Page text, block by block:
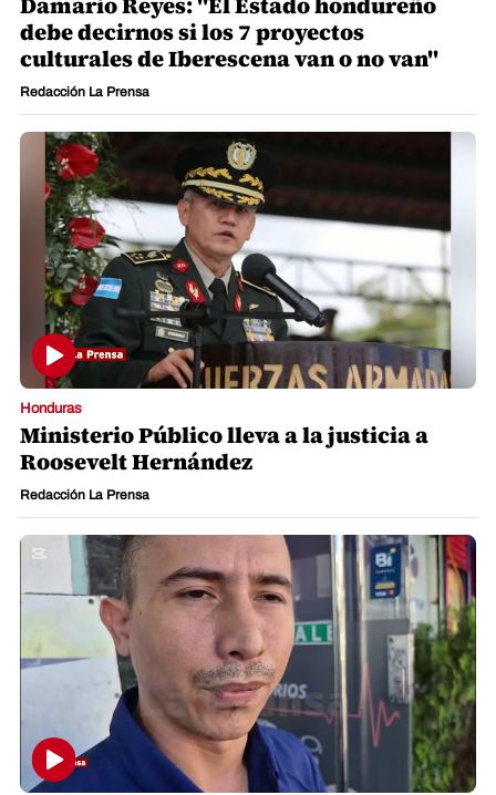
debe decirnos si los 7 proyectos
culturales de Iberescena van o no van"
Redacción La Prensa
Honduras
Ministerio Público lleva a la justicia a
Roosevelt Hernández
Redacción La Prensa